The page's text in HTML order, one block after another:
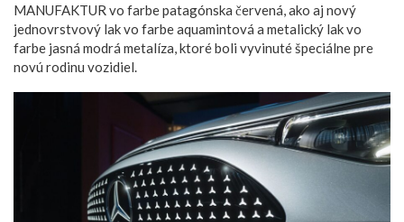
MANUFAKTUR vo farbe patagónska červená, ako aj nový
jednovrstvový lak vo farbe aquamintová a metalický lak vo
farbe jasná modrá metalíza, ktoré boli vyvinuté špeciálne pre
novú rodinu vozidiel.